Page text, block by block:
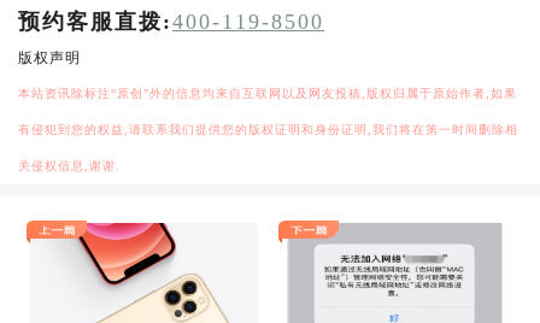
预约客服直拨:400-119-8500
版权声明
本站资讯除标注“原创”外的信息均来自互联网以及网友投稿,版权归属于原始作者,如果
有侵犯到您的权益,请联系我们提供您的版权证明和身份证明,我们将在第一时间删除相
关侵权信息,谢谢.